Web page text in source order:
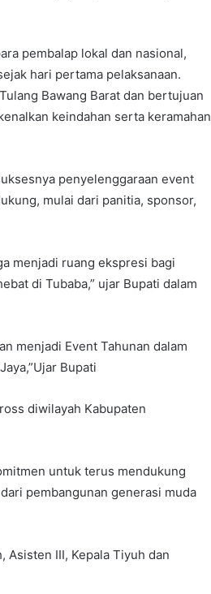
pembalap lokal dan nasional,
hari pertama pelaksanaan.
Bawang Barat dan bertujuan
keindahan serta keramahan
penyelenggaraan event
mulai dari panitia, sponsor,
menjadi ruang ekspresi bagi
di Tubaba,” ujar Bupati dalam
menjadi Event Tahunan dalam
Bupati
diwilayah Kabupaten
untuk terus mendukung
pembangunan generasi muda
Asisten III, Kepala Tiyuh dan